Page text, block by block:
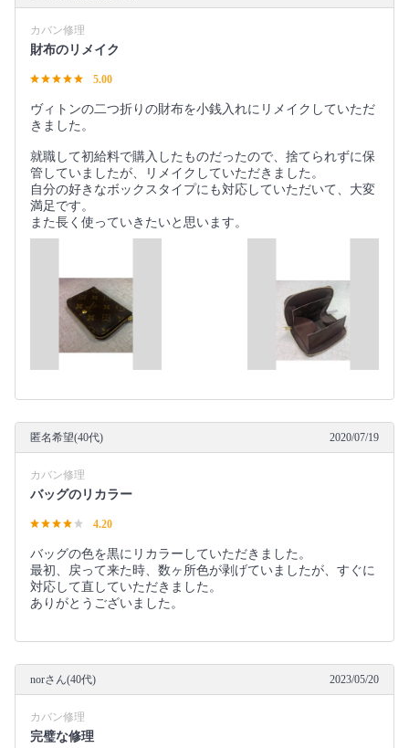
カバン修理
財布のリメイク
5.00
ヴィトンの二つ折りの財布を小銭入れにリメイクしていただ
きました。
就職して初給料で購入したものだったので、捨てられずに保
管していましたが、リメイクしていただきました。
自分の好きなボックスタイプにも対応していただいて、大変
満足です。
また長く使っていきたいと思います。
匿名希望(40代) 2020/07/19
カバン修理
バッグのリカラー
4.20
バッグの色を黒にリカラーしていただきました。
最初、戻って来た時、数ヶ所色が剥げていましたが、すぐに
対応して直していただきました。
ありがとうございました。
norさん(40代) 2023/05/20
カバン修理
完璧な修理